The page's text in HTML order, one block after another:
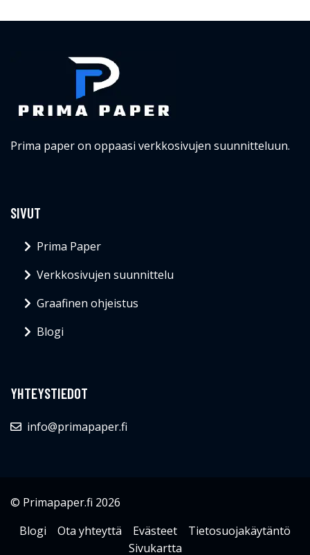
Prima paper on oppaasi verkkosivujen suunnitteluun.
SIVUT
Prima Paper
Verkkosivujen suunnittelu
Graafinen ohjeistus
Blogi
YHTEYSTIEDOT
info@primapaper.fi
© Primapaper.fi 2026
Blogi
Ota yhteyttä Evästeet
Tietosuojakäytäntö
Sivukartta